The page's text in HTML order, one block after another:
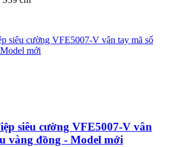
siêu cường VFE5007-V vân
vàng đồng - Model mới